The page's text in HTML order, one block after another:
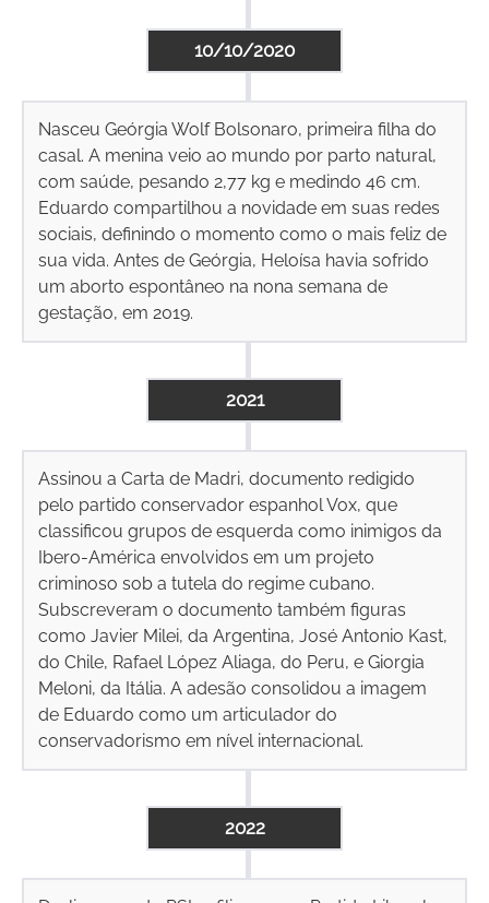
10/10/2020
Nasceu Geórgia Wolf Bolsonaro, primeira filha do
casal. A menina veio ao mundo por parto natural,
com saúde, pesando 2,77 kg e medindo 46 cm.
Eduardo compartilhou a novidade em suas redes
sociais, definindo o momento como o mais feliz de
sua vida. Antes de Geórgia, Heloísa havia sofrido
um aborto espontâneo na nona semana de
gestação, em 2019.
2021
Assinou a Carta de Madri, documento redigido
pelo partido conservador espanhol Vox, que
classificou grupos de esquerda como inimigos da
Ibero-América envolvidos em um projeto
criminoso sob a tutela do regime cubano.
Subscreveram o documento também figuras
como Javier Milei, da Argentina, José Antonio Kast,
do Chile, Rafael López Aliaga, do Peru, e Giorgia
Meloni, da Itália. A adesão consolidou a imagem
de Eduardo como um articulador do
conservadorismo em nível internacional.
2022